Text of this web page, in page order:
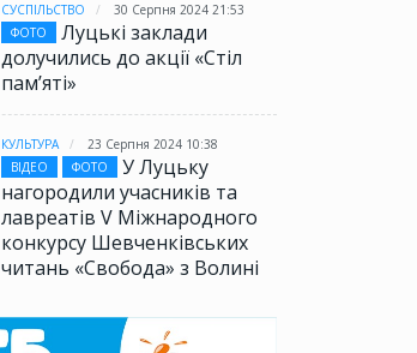
СУСПІЛЬСТВО
30 Серпня 2024 21:53
ФОТО
Луцькі заклади
долучились до акції «Стіл
памʼяті»
КУЛЬТУРА
23 Серпня 2024 10:38
ВІДЕО
ФОТО
У Луцьку
нагородили учасників та
лавреатів V Міжнародного
конкурсу Шевченківських
читань «Свобода» з Волині